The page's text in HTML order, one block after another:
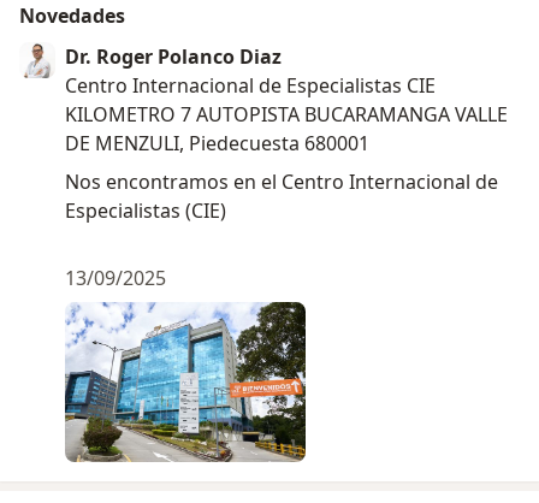
Novedades
Dr. Roger Polanco Diaz
Centro Internacional de Especialistas CIE
KILOMETRO 7 AUTOPISTA BUCARAMANGA VALLE
DE MENZULI, Piedecuesta 680001
Nos encontramos en el Centro Internacional de
Especialistas (CIE)
13/09/2025